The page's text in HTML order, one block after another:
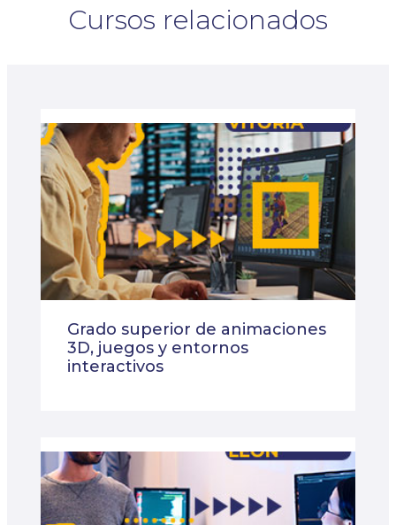
Cursos relacionados
Grado superior de animaciones
3D, juegos y entornos
interactivos